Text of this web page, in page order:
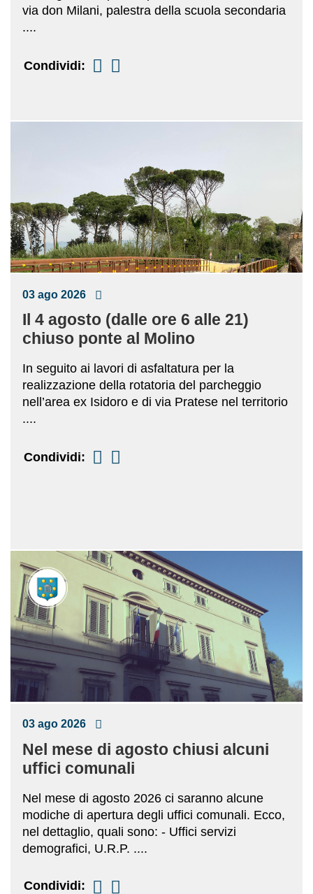
via don Milani, palestra della scuola secondaria
....
Condividi:
03 ago 2026
Il 4 agosto (dalle ore 6 alle 21)
chiuso ponte al Molino
In seguito ai lavori di asfaltatura per la
realizzazione della rotatoria del parcheggio
nell’area ex Isidoro e di via Pratese nel territorio
....
Condividi:
03 ago 2026
Nel mese di agosto chiusi alcuni
uffici comunali
Nel mese di agosto 2026 ci saranno alcune
modiche di apertura degli uffici comunali. Ecco,
nel dettaglio, quali sono: - Uffici servizi
demografici, U.R.P. ....
Condividi: